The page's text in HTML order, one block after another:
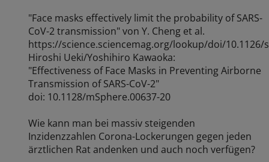
"Face masks effectively limit the probability of SARS-
CoV-2 transmission" von Y. Cheng et al.
https://science.sciencemag.org/lookup/doi/10.1126/
Hiroshi Ueki/Yoshihiro Kawaoka:
"Effectiveness of Face Masks in Preventing Airborne
Transmission of SARS-CoV-2"
doi: 10.1128/mSphere.00637-20
Wie kann man bei massiv steigenden
Inzidenzzahlen Corona-Lockerungen gegen jeden
ärztlichen Rat andenken und auch noch verfügen?